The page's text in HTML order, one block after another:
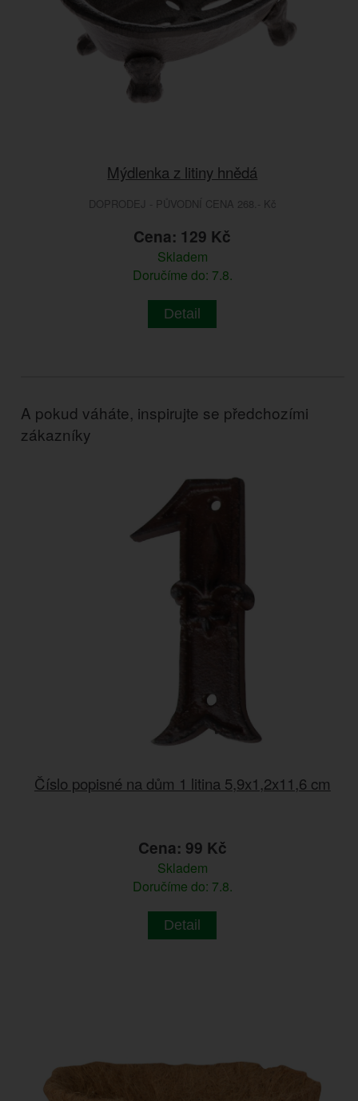
Mýdlenka z litiny hnědá
DOPRODEJ - PŮVODNÍ CENA 268.- Kč
Cena: 129 Kč
Skladem
Doručíme do: 7.8.
Detail
A pokud váháte, inspirujte se předchozími
zákazníky
Číslo popisné na dům 1 litina 5,9x1,2x11,6 cm
Cena: 99 Kč
Skladem
Doručíme do: 7.8.
Detail